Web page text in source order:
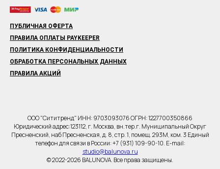
ПУБЛИЧНАЯ ОФЕРТА
ПРАВИЛА ОПЛАТЫ PAYKEEPER
ПОЛИТИКА КОНФИДЕНЦИАЛЬНОСТИ
ОБРАБОТКА ПЕРСОНАЛЬНЫХ ДАННЫХ
ПРАВИЛА АКЦИЙ
ООО "Сититренд" ИНН: 9703093076 ОГРН: 1227700350866
Юридический адрес:123112, г. Москва, вн.тер.г. Муниципальный Округ
Пресненский, наб Пресненская, д. 8, стр. 1, помещ. 293М, ком. 3 Единый
телефон для связи в России: +7 (931) 109-90-10. E-mail:
studio@balunova.ru
© 2022-2026 BALUNOVA. Все права защищены.